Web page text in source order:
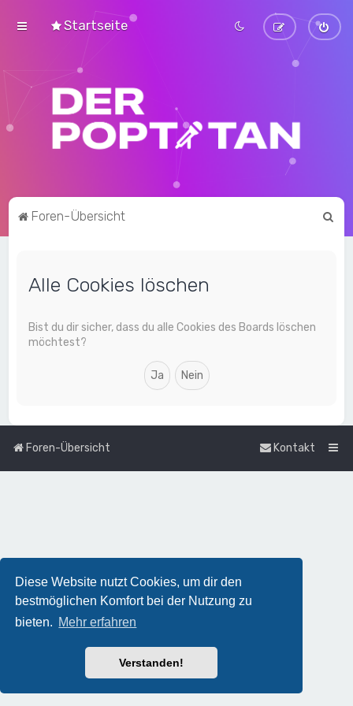
Diese Website nutzt Cookies, um dir den
bestmöglichen Komfort bei der Nutzung zu
bieten. Mehr erfahren
Verstanden!
Startseite
Foren-Übersicht
Alle Cookies löschen
Bist du dir sicher, dass du alle Cookies des Boards löschen
möchtest?
Foren-Übersicht Kontakt